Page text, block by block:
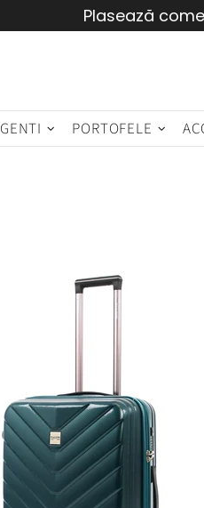
Plasează
GENTI PORTOFELE